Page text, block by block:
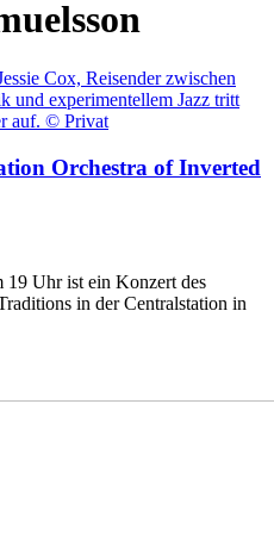
Orchestra of Inverted
19 Uhr ist ein Konzert des
in der Centralstation in